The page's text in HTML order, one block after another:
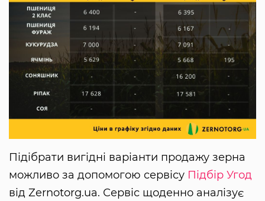
Підібрати вигідні варіанти продажу зерна
можливо за допомогою сервісу Підбір Угод
від Zernotorg.ua. Сервіс щоденно аналізує